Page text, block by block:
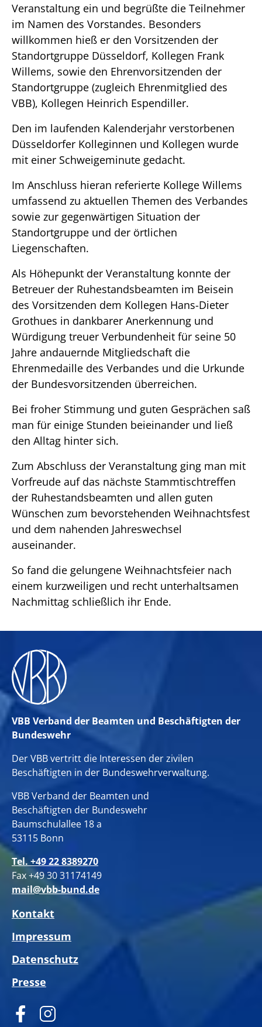
Veranstaltung ein und begrüßte die Teilnehmer
im Namen des Vorstandes. Besonders
willkommen hieß er den Vorsitzenden der
Standortgruppe Düsseldorf, Kollegen Frank
Willems, sowie den Ehrenvorsitzenden der
Standortgruppe (zugleich Ehrenmitglied des
VBB), Kollegen Heinrich Espendiller.
Den im laufenden Kalenderjahr verstorbenen
Düsseldorfer Kolleginnen und Kollegen wurde
mit einer Schweigeminute gedacht.
Im Anschluss hieran referierte Kollege Willems
umfassend zu aktuellen Themen des Verbandes
sowie zur gegenwärtigen Situation der
Standortgruppe und der örtlichen
Liegenschaften.
Als Höhepunkt der Veranstaltung konnte der
Betreuer der Ruhestandsbeamten im Beisein
des Vorsitzenden dem Kollegen Hans-Dieter
Grothues in dankbarer Anerkennung und
Würdigung treuer Verbundenheit für seine 50
Jahre andauernde Mitgliedschaft die
Ehrenmedaille des Verbandes und die Urkunde
der Bundesvorsitzenden überreichen.
Bei froher Stimmung und guten Gesprächen saß
man für einige Stunden beieinander und ließ
den Alltag hinter sich.
Zum Abschluss der Veranstaltung ging man mit
Vorfreude auf das nächste Stammtischtreffen
der Ruhestandsbeamten und allen guten
Wünschen zum bevorstehenden Weihnachtsfest
und dem nahenden Jahreswechsel
auseinander.
So fand die gelungene Weihnachtsfeier nach
einem kurzweiligen und recht unterhaltsamen
Nachmittag schließlich ihr Ende.
VBB Verband der Beamten und Beschäftigten der
Bundeswehr
Der VBB vertritt die Interessen der zivilen
Beschäftigten in der Bundeswehrverwaltung.
VBB Verband der Beamten und
Beschäftigten der Bundeswehr
Baumschulallee 18 a
53115 Bonn
Tel. +49 22 8389270
Fax +49 30 31174149
mail@vbb-bund.de
Kontakt
Impressum
Datenschutz
Presse